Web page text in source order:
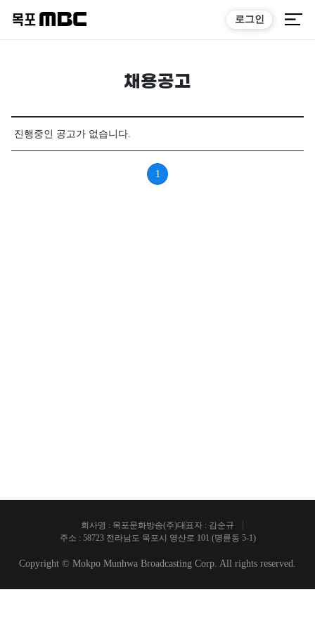
로그인
채용공고
진행중인 공고가 없습니다.
1
회사명 : 목포문화방송(주)대표자 : 김순규
주소 : 58723 전라남도 목포시 영산로 101 (명륜동 5-1)
Copyright © Mokpo Munhwa Broadcasting Corp. All rights reserved.